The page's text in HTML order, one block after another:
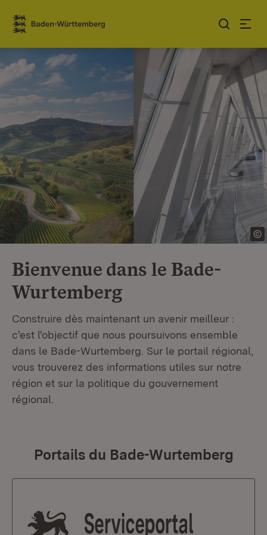
Sauter au contenu
Link zur Startseite
Bienvenue dans le Bade-
Wurtemberg
Construire dès maintenant un avenir meilleur :
c'est l'objectif que nous poursuivons ensemble
dans le Bade-Wurtemberg. Sur le portail régional,
vous trouverez des informations utiles sur notre
région et sur la politique du gouvernement
régional.
Portails du Bade-Wurtemberg